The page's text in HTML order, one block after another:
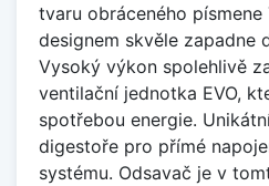
tvaru obráceného
designem skvěle zapadne
Vysoký výkon spolehlivě
ventilační jednotka EVO,
spotřebou energie.
digestoře pro přímé
systému. Odsavač je v